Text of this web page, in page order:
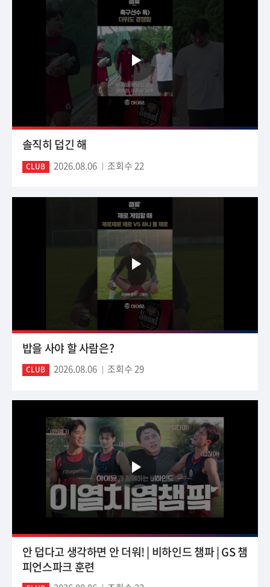
솔직히 덥긴 해
CLUB 2026.08.06 조회수 22
밥을 사야 할 사람은?
CLUB 2026.08.06 조회수 29
안 덥다고 생각하면 안 더워! | 비하인드 챔파 | GS 챔
피언스파크 훈련